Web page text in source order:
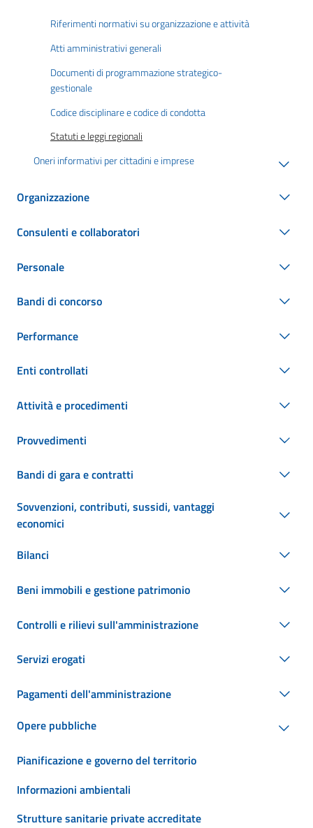
Riferimenti normativi su organizzazione e attività
Atti amministrativi generali
Documenti di programmazione strategico-
gestionale
Codice disciplinare e codice di condotta
Statuti e leggi regionali
Oneri informativi per cittadini e imprese
Organizzazione
Consulenti e collaboratori
Personale
Bandi di concorso
Performance
Enti controllati
Attività e procedimenti
Provvedimenti
Bandi di gara e contratti
Sovvenzioni, contributi, sussidi, vantaggi
economici
Bilanci
Beni immobili e gestione patrimonio
Controlli e rilievi sull'amministrazione
Servizi erogati
Pagamenti dell'amministrazione
Opere pubbliche
Pianificazione e governo del territorio
Informazioni ambientali
Strutture sanitarie private accreditate